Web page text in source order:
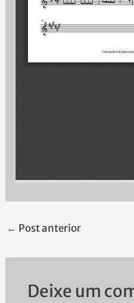
← Post anterior
Deixe um